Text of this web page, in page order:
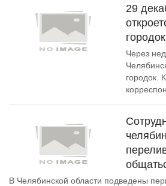
29
городок
Через
городок.
В Челябинской области подведены